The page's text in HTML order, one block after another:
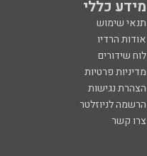
מידע כללי
תנאי שימוש
אודות הרדיו
לוח שידורים
מדיניות פרטיות
הצהרת נגישות
הרשמה לניוזלטר
צרו קשר